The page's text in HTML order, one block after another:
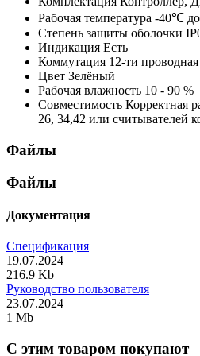
Рабочая температура -40℃
Степень защиты оболочки
Индикация Есть
Коммутация 12-ти
Цвет Зелёный
Рабочая влажность 10 - 90 %
Совместимость Корректная
26, 34,42 или считывателей
Файлы
Файлы
Документация
Спецификация
19.07.2024
216.9 Kb
Руководство пользователя
23.07.2024
1 Mb
C этим товаром покупают